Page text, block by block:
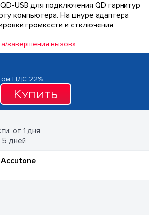
USB для подключения QD гарнитур
компьютера. На шнуре адаптера
громкости и отключения
завершения вызова
НДС 22%
Купить
от 1 дня
5 дней
Accutone